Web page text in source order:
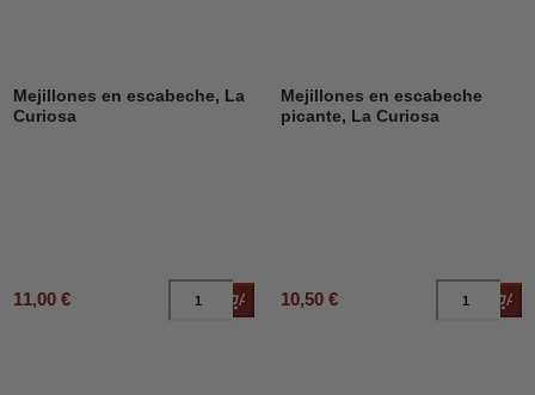
Mejillones en escabeche, La
Curiosa
11,00 € Añadir al carrito
Mejillones en escabeche
picante, La Curiosa
10,50 €